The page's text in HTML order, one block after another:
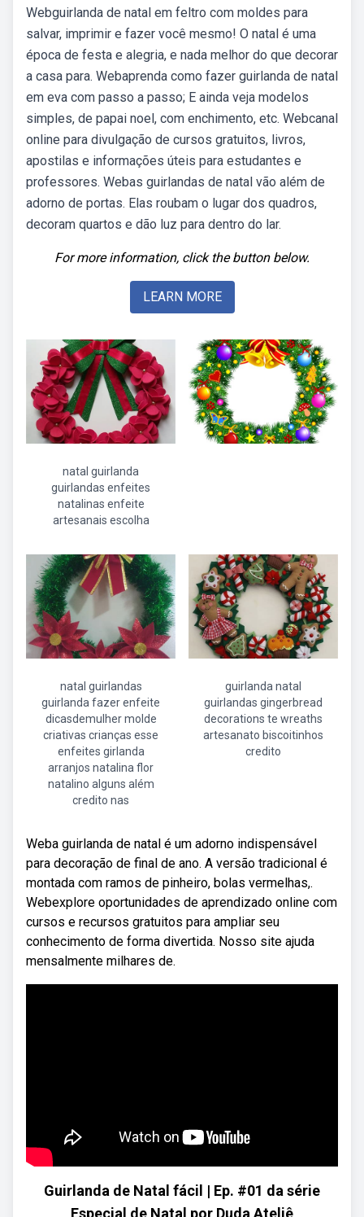
Webguirlanda de natal em feltro com moldes para
salvar, imprimir e fazer você mesmo! O natal é uma
época de festa e alegria, e nada melhor do que decorar
a casa para. Webaprenda como fazer guirlanda de natal
em eva com passo a passo; E ainda veja modelos
simples, de papai noel, com enchimento, etc. Webcanal
online para divulgação de cursos gratuitos, livros,
apostilas e informações úteis para estudantes e
professores. Webas guirlandas de natal vão além de
adorno de portas. Elas roubam o lugar dos quadros,
decoram quartos e dão luz para dentro do lar.
For more information, click the button below.
LEARN MORE
natal guirlanda
guirlandas enfeites
natalinas enfeite
artesanais escolha
natal guirlandas
guirlanda fazer enfeite
dicasdemulher molde
criativas crianças esse
enfeites girlanda
arranjos natalina flor
natalino alguns além
credito nas
guirlanda natal
guirlandas gingerbread
decorations te wreaths
artesanato biscoitinhos
credito
Weba guirlanda de natal é um adorno indispensável
para decoração de final de ano. A versão tradicional é
montada com ramos de pinheiro, bolas vermelhas,.
Webexplore oportunidades de aprendizado online com
cursos e recursos gratuitos para ampliar seu
conhecimento de forma divertida. Nosso site ajuda
mensalmente milhares de.
Guirlanda de Natal fácil | Ep. #01 da série
Especial de Natal por Duda Ateliê